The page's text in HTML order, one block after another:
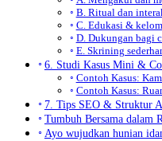
B. Ritual dan
C. Edukasi &
D. Dukungan bagi
E. Skrining
6. Studi Kasus Mini &
Contoh Kasus:
Contoh Kasus:
7. Tips SEO & Struktur
Tumbuh Bersama dalam
Ayo wujudkan hunian